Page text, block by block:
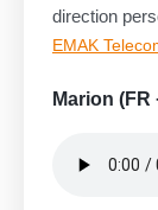
direction
EMAK
Marion (FR